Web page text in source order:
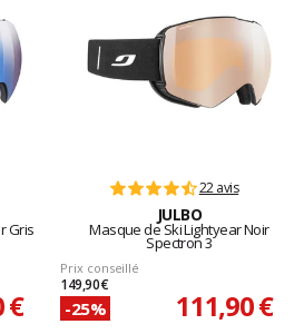
Gris
€
22 avis
JULBO
Masque de Ski Lightyear Noir
Spectron 3
Prix conseillé
149,90 €
-25% 111,90 €